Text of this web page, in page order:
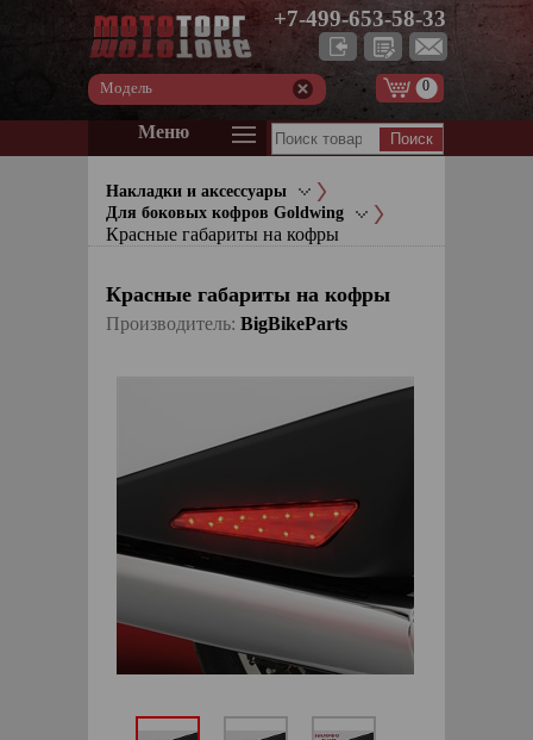
+7-499-653-58-33
Модель 0
Меню
Накладки и аксессуары
Для боковых кофров Goldwing
Красные габариты на кофры
Красные габариты на кофры
Производитель: BigBikeParts